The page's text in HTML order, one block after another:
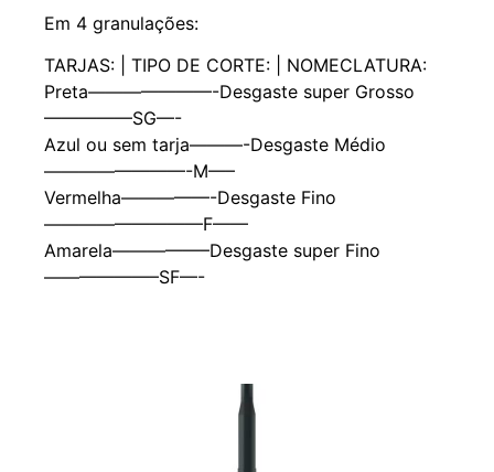
Em 4 granulações:
TARJAS: | TIPO DE CORTE: | NOMECLATURA:
Preta———————-Desgaste super Grosso
—————SG—-
Azul ou sem tarja———-Desgaste Médio
————————-M—–
Vermelha—————-Desgaste Fino
—————————F——
Amarela—————–Desgaste super Fino
——————–SF—-